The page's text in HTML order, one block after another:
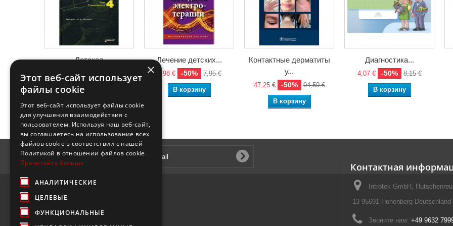
Детская
54,07 €
В корзину
Лечение детских...
3,98 € -50% 7,95 €
В корзину
Контактные дерматиты
у...
47,25 € -50% 94,50 €
В корзину
Диагностика...
4,07 € -50% 8,15 €
В корзину
Рассылка
Контактная
Introtek GmbH,
13 95691 Hohenberg Deutschland
Звоните нам: +49 9632
×
Этот веб-сайт использует
файлы cookie
Этот веб-сайт использует файлы cookie
для улучшения взаимодействия с
пользователем. Используя наш веб-сайт,
вы соглашаетесь на использование всех
файлов cookie в соответствии с нашей
Политикой в ​​отношении файлов cookie.
Прочитайте больше
АНАЛИТИЧЕСКИЕ
ЦЕЛЕВЫЕ
ФУНКЦИОНАЛЬНЫЕ